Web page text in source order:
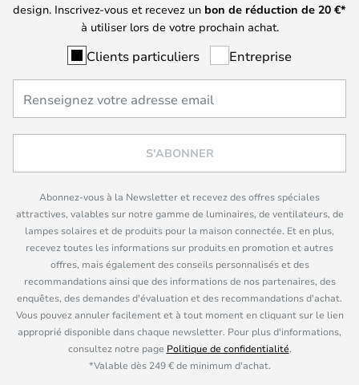
design. Inscrivez-vous et recevez un bon de réduction de 20 €*
à utiliser lors de votre prochain achat.
Clients particuliers Entreprise
S'ABONNER
Abonnez-vous à la Newsletter et recevez des offres spéciales
attractives, valables sur notre gamme de luminaires, de ventilateurs, de
lampes solaires et de produits pour la maison connectée. Et en plus,
recevez toutes les informations sur produits en promotion et autres
offres, mais également des conseils personnalisés et des
recommandations ainsi que des informations de nos partenaires, des
enquêtes, des demandes d'évaluation et des recommandations d'achat.
Vous pouvez annuler facilement et à tout moment en cliquant sur le lien
approprié disponible dans chaque newsletter. Pour plus d'informations,
consultez notre page Politique de confidentialité.
*Valable dès 249 € de minimum d'achat.